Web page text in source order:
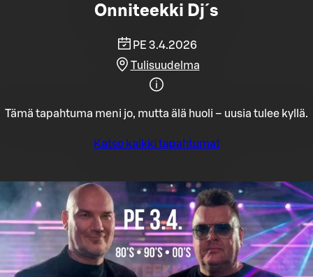
Onniteekki Dj´s
PE 3.4.2026
Tulisuudelma
Tämä tapahtuma meni jo, mutta älä huoli – uusia tulee kyllä.
Katso kaikki tapahtumat